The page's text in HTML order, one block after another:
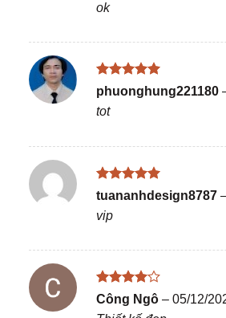
sao
ok
Được xếp
hạng
5
sao
phuonghung221180
tot
Được xếp
sao
tuananhdesign8787
vip
Được
xếp hạng
Công Ngô – 05/12/